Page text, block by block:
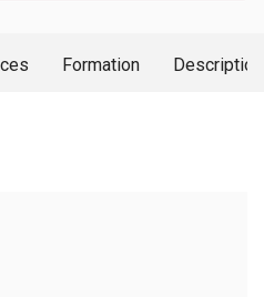
Formation Description